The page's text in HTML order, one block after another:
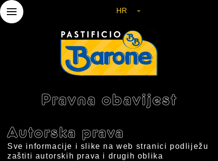
HR
Pravna obavijest
Autorska prava
Sve informacije i slike na web stranici podliježu
zaštiti autorskih prava i drugih oblika